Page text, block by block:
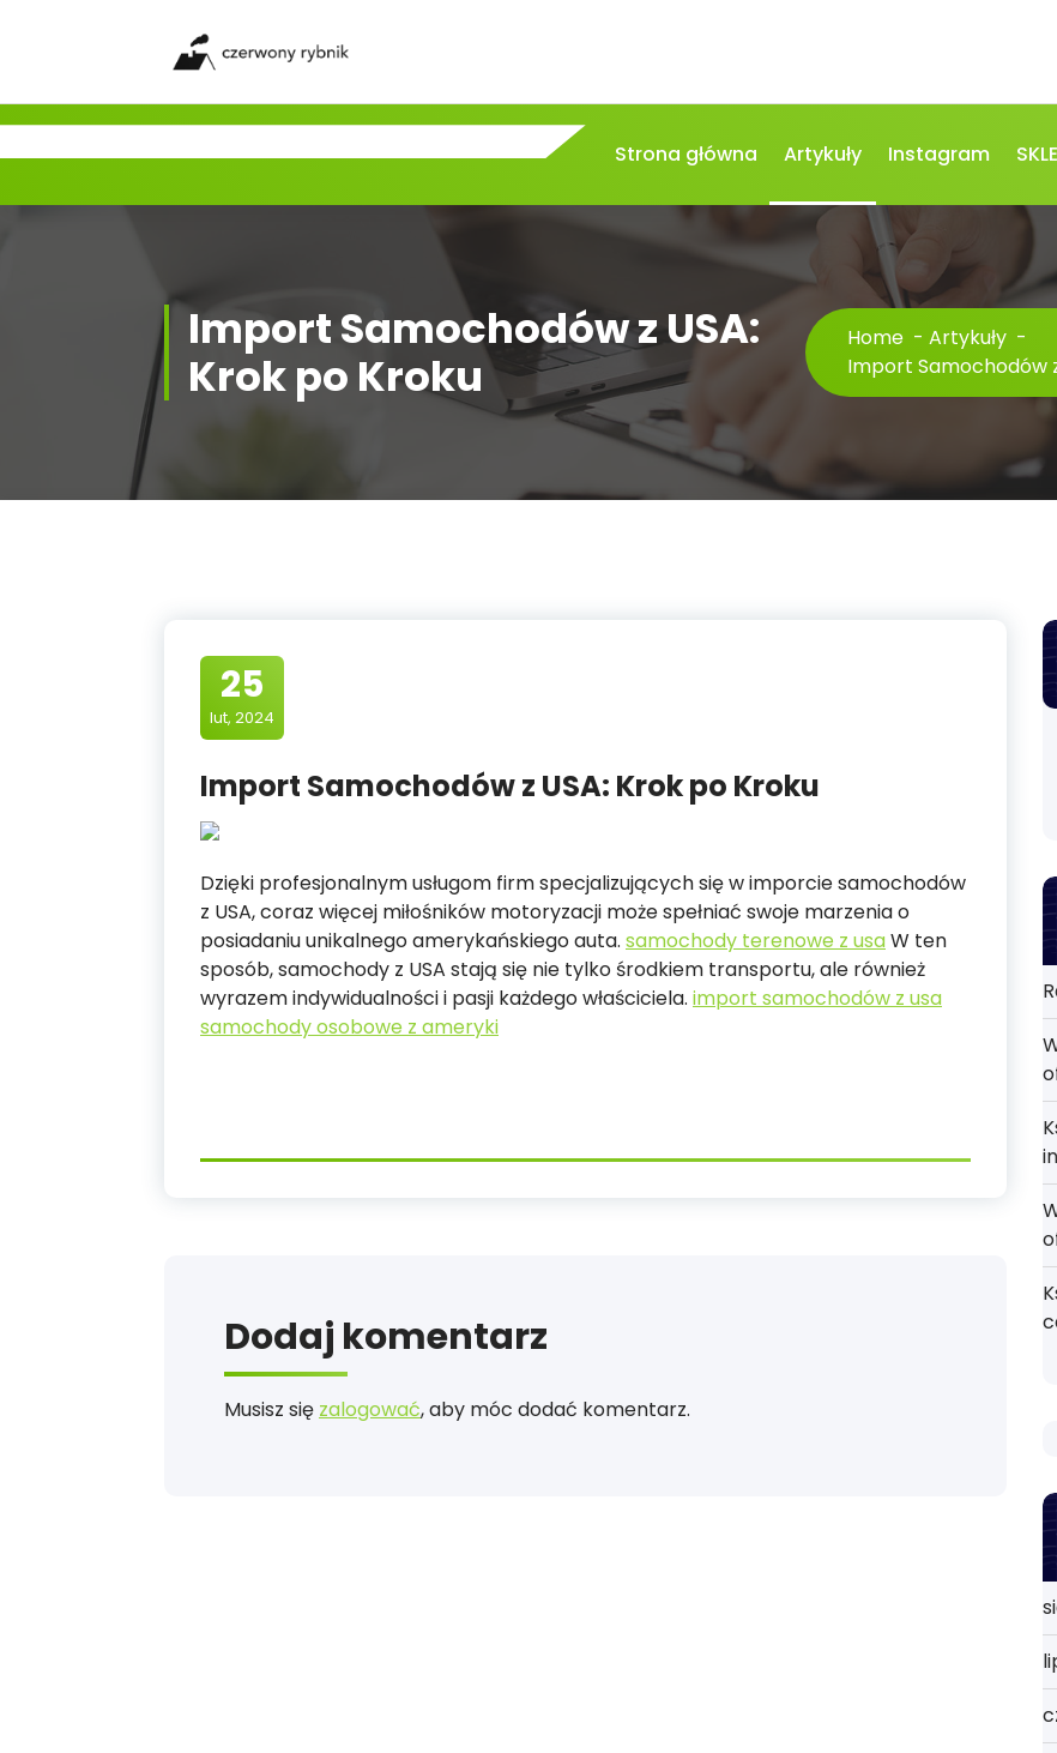
Strona główna Artykuły Instagram
Import Samochodów z USA:
Krok po Kroku
Home - Artykuły -
Import Samochodów
25
lut, 2024
Import Samochodów z USA: Krok po Kroku
Dzięki profesjonalnym usługom firm specjalizujących się w imporcie samochodów
z USA, coraz więcej miłośników motoryzacji może spełniać swoje marzenia o
posiadaniu unikalnego amerykańskiego auta. samochody terenowe z usaW ten
sposób, samochody z USA stają się nie tylko środkiem transportu, ale również
wyrazem indywidualności i pasji każdego właściciela. import samochodów z usa
samochody osobowe z ameryki
Dodaj komentarz
Musisz się zalogować, aby móc dodać komentarz.